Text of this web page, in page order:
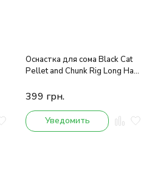
Оснастка для сома Black Cat
Pellet and Chunk Rig Long Hair
399 грн.
Уведомить